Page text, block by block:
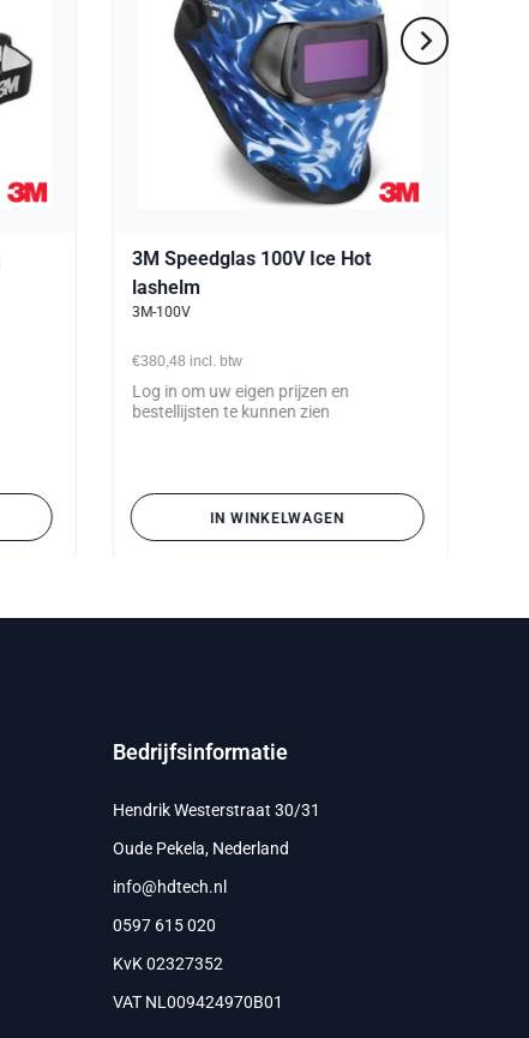
3M Speedglas 100V Ice Hot
lashelm
3M-100V
€380,48 incl. btw
Log in om uw eigen prijzen en
bestellijsten te kunnen zien
IN WINKELWAGEN
Bedrijfsinformatie
Hendrik Westerstraat 30/31
Oude Pekela, Nederland
info@hdtech.nl
0597 615 020
KvK 02327352
VAT NL009424970B01